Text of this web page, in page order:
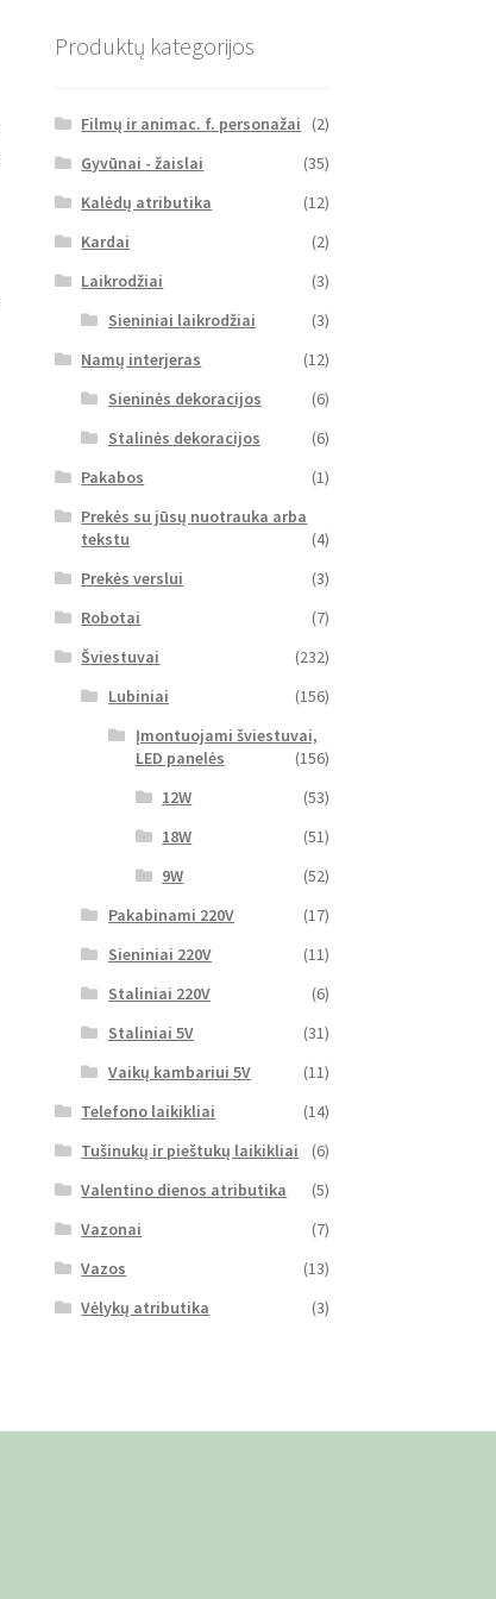
Produktų kategorijos
Filmų ir animac. f. personažai
(2)
Gyvūnai - žaislai
(35)
Kalėdų atributika
(12)
Kardai
(2)
Laikrodžiai
(3)
Sieniniai laikrodžiai
(3)
Namų interjeras
(12)
Sieninės dekoracijos
(6)
Stalinės dekoracijos
(6)
Pakabos
(1)
Prekės su jūsų nuotrauka arba
tekstu
(4)
Prekės verslui
(3)
Robotai
(7)
Šviestuvai
(232)
Lubiniai
(156)
Įmontuojami šviestuvai,
LED panelės
(156)
12W
(53)
18W
(51)
9W
(52)
Pakabinami 220V
(17)
Sieniniai 220V
(11)
Staliniai 220V
(6)
Staliniai 5V
(31)
Vaikų kambariui 5V
(11)
Telefono laikikliai
(14)
Tušinukų ir pieštukų laikikliai
(6)
Valentino dienos atributika
(5)
Vazonai
(7)
Vazos
(13)
Vėlykų atributika
(3)